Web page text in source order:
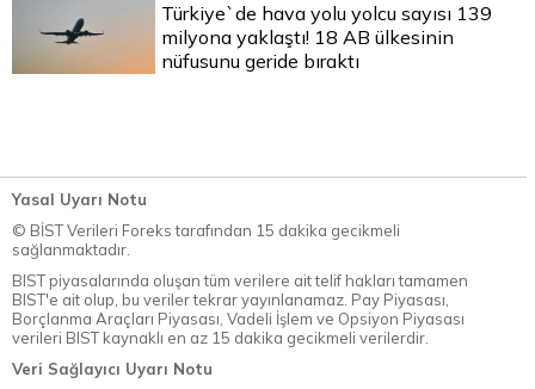
Türkiye`de hava yolu yolcu sayısı 139
milyona yaklaştı! 18 AB ülkesinin
nüfusunu geride bıraktı
Yasal Uyarı Notu
© BİST Verileri Foreks tarafından 15 dakika gecikmeli
sağlanmaktadır.
BIST piyasalarında oluşan tüm verilere ait telif hakları tamamen
BIST'e ait olup, bu veriler tekrar yayınlanamaz. Pay Piyasası,
Borçlanma Araçları Piyasası, Vadeli İşlem ve Opsiyon Piyasası
verileri BIST kaynaklı en az 15 dakika gecikmeli verilerdir.
Veri Sağlayıcı Uyarı Notu